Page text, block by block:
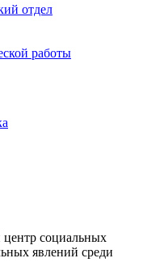
отдел
работы
социальных
явлений среди